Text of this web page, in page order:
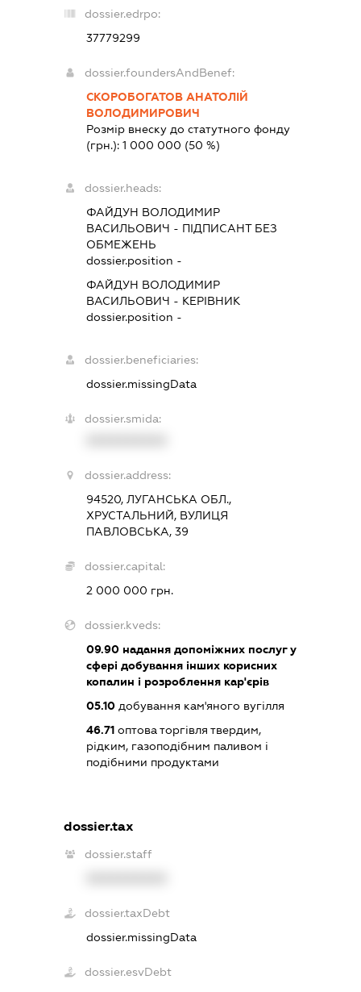
dossier.edrpo:
37779299
dossier.foundersAndBenef:
СКОРОБОГАТОВ АНАТОЛІЙ
ВОЛОДИМИРОВИЧ
Розмір внеску до статутного фонду
(грн.):1 000 000 (50 %)
dossier.heads:
ФАЙДУН ВОЛОДИМИР
ВАСИЛЬОВИЧ - ПІДПИСАНТБЕЗ
ОБМЕЖЕНЬ
dossier.position -
ФАЙДУН ВОЛОДИМИР
ВАСИЛЬОВИЧ - КЕРІВНИК
dossier.position -
dossier.beneficiaries:
dossier.missingData
dossier.smida:
dossier.address:
94520, ЛУГАНСЬКА ОБЛ.,
ХРУСТАЛЬНИЙ, ВУЛИЦЯ
ПАВЛОВСЬКА, 39
dossier.capital:
2 000 000 грн.
dossier.kveds:
09.90 надання допоміжних послуг у
сфері добування інших корисних
копалин і розроблення кар'єрів
05.10 добування кам'яного вугілля
46.71 оптова торгівля твердим,
рідким, газоподібним паливом і
подібними продуктами
dossier.tax
dossier.staff
dossier.taxDebt
dossier.missingData
dossier.esvDebt